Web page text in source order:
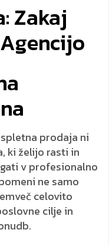
Zakaj
prodaja ni
ki želijo rasti in
v profesionalno
ne samo
celovito
cilje in